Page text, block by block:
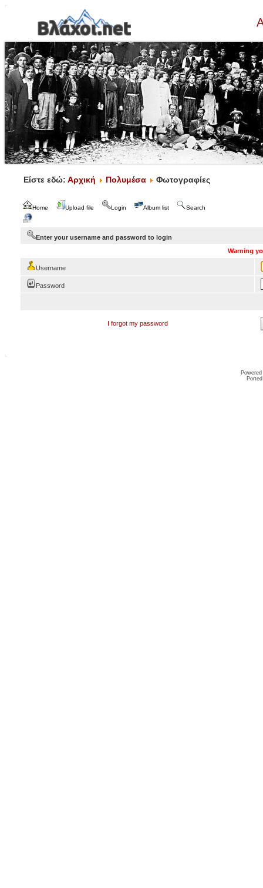
Είστε εδώ: Αρχική Πολυμέσα Φωτογραφίες
Home Upload file Login Album list Search
Enter your username and password to login
Warning
Username
Password
I forgot my password